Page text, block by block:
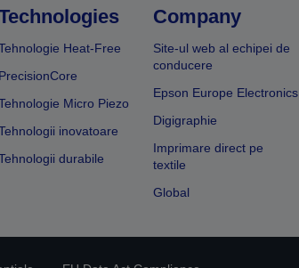
Heat-Free
PrecisionCore
Micro Piezo
inovatoare
durabile
Company
Site-ul web al echipei de
conducere
Epson Europe Electronics
Digigraphie
Imprimare direct pe
textile
Global